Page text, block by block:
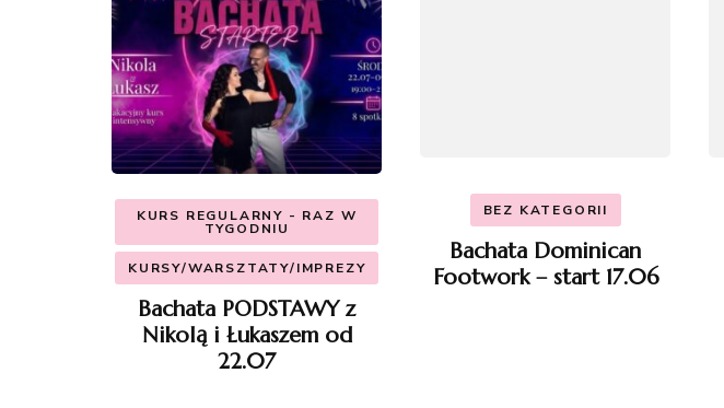
KURS REGULARNY - RAZ W
TYGODNIU
KURSY/WARSZTATY/IMPREZY
Bachata PODSTAWY z
Nikolą i Łukaszem od
22.07
BEZ KATEGORII
Bachata Dominican
Footwork – start 17.06